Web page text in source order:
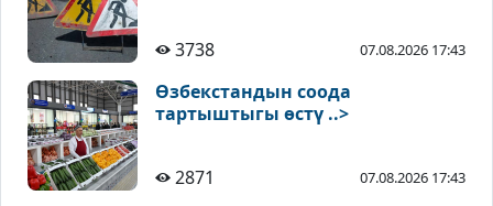
3738 07.08.2026 17:43
Өзбекстандын соода
тартыштыгы өстү ..>
2871 07.08.2026 17:43